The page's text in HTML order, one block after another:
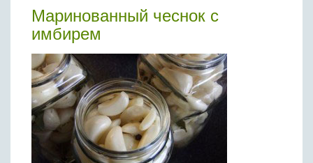
Яйца
Маринованный чеснок с
имбирем